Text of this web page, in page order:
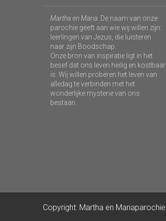
Martha en Maria . De naam van onze
parochie geeft aan wie wij willen zijn:
leerlingen van Jezus, die luisteren
naar zijn Boodschap.
Onze bron van inspiratie ligt in het
besef dat ons leven heilig en kostbaar
is. Wij willen proberen het leven van
alledag te verbinden met het
wonderlijke mysterie van ons
bestaan.
Copyright: Martha en Mariaparochie